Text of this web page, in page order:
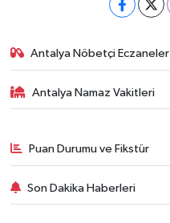
Antalya Nöbetçi Eczaneler
Antalya Namaz Vakitleri
Puan Durumu ve Fikstür
Son Dakika Haberleri